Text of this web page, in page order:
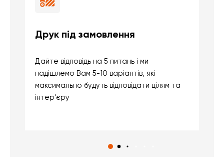
Друк під замовлення
Дайте відповідь на 5 питань і ми
надішлемо Вам 5-10 варіантів, які
максимально будуть відповідати цілям та
інтер'єру